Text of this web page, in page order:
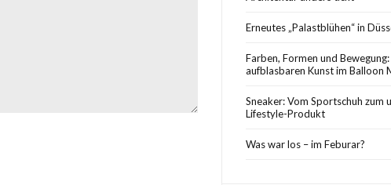
Erneutes „Palastblühen“ in
Farben, Formen und
aufblasbaren Kunst im Balloon
Sneaker: Vom Sportschuh zum
Lifestyle-Produkt
Was war los – im Feburar?